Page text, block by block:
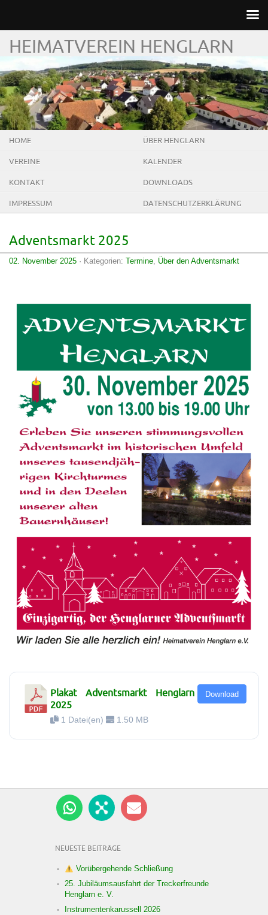
HEIMATVEREIN HENGLARN
HOME ÜBER HENGLARN
VEREINE KALENDER
KONTAKT DOWNLOADS
IMPRESSUM DATENSCHUTZERKLÄRUNG
Adventsmarkt 2025
02. November 2025 · Kategorien: Termine Über den Adventsmarkt
Plakat Adventsmarkt Henglarn
2025
1 Datei(en)
1.50 MB
Download
NEUESTE BEITRÄGE
Vorübergehende Schließung
25. Jubiläumsausfahrt der Treckerfreunde
Henglarn e. V.
Instrumentenkarussell 2026